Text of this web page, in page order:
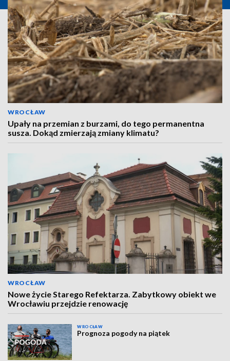
WROCŁAW
Upały na przemian z burzami, do tego permanentna
susza. Dokąd zmierzają zmiany klimatu?
WROCŁAW
Nowe życie Starego Refektarza. Zabytkowy obiekt we
Wrocławiu przejdzie renowację
WROCŁAW
Prognoza pogody na piątek